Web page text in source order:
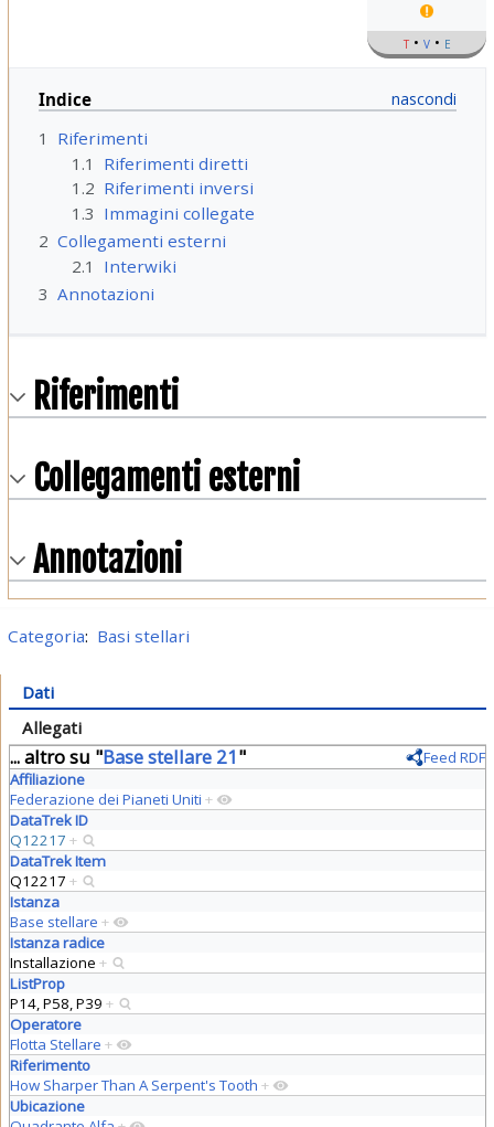
t v e
Indice
1
Riferimenti
1.1
Riferimenti diretti
1.2 Riferimenti inversi
1.3 Immagini collegate
2 Collegamenti esterni
2.1
Interwiki
3 Annotazioni
Riferimenti
Collegamenti esterni
Annotazioni
Categoria: Basi stellari
Dati
Allegati
... altro su "Base stellare 21"
Feed RDF
Affiliazione
Federazione dei Pianeti Uniti +
DataTrek ID
Q12217 +
DataTrek Item
Q12217 +
Istanza
Base stellare +
Istanza radice
Installazione +
ListProp
P14, P58, P39 +
Operatore
Flotta Stellare +
Riferimento
How Sharper Than A Serpent's Tooth +
Ubicazione